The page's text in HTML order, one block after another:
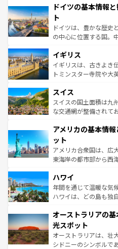
せる。地方によって風
ンテンツ一覧 を参照し
で、幅広い魅力が詰ま
聖堂、美しいビーチ、
から魅了する。また、
れ、フランス料理はユ
香り高いラベンダー畑
らに、パリ以外の地域
も豊かな歴史と文化が
を参照してほしい。
ドイツの基本情報
ト
ドイツは、豊かな歴史
の中心に位置する国。
顔を持つこの国は、ど
ルリンの文化的活気、
してライン川沿いのワ
は、お酒好きな人にはぜひ体
ドイツ情報はコンテン
イギリス
イギリスは、古きよき
トミンスター寺院や大
リアごとに異なる魅力
ティー、ビール好きに
戦など、本場だからこ
ンツ一覧を参照してほ
スイス
スイスの国土面積は九
な交通網が整備されて
の建物がそのまま残る
博物館もあり、アルプ
ことができる。国民の
者向けの交通パス提供
着のスイス情報は
アメリカの基本情
ット
アメリカ合衆国は、広
東海岸の都市部から西
のような巨大都市は、
ンメントが詰まった刺
西部には大自然が広が
部のニューオーリンズ
文化が魅力。旅行者は
しみながら、その多様
るだろう。車でのロー
ハワイ
年間を通じて温暖な気
ハワイは、どの島も独
ワイ島は見逃せない。
島だが、静かな自然を
おすすめ。エメラルド
文化や歴史が息づいて
オーストラリアの
光スポット
オーストラリアは、壮
シドニーのシンボルで